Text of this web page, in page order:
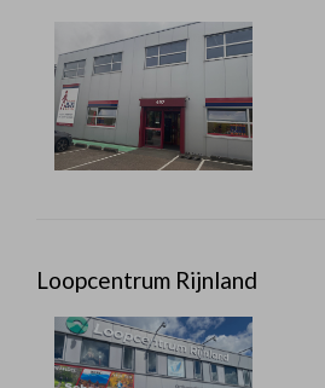
Loopcentrum Rijnland